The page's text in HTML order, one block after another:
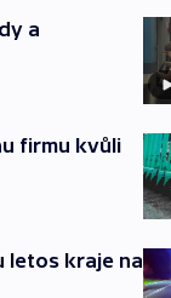
a
firmu kvůli
letos kraje na